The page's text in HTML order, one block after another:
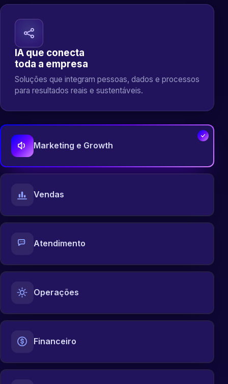
IA que conecta
toda a empresa
Soluções que integram pessoas, dados e processos
para resultados reais e sustentáveis.
Marketing e Growth
Vendas
Atendimento
Operações
Financeiro